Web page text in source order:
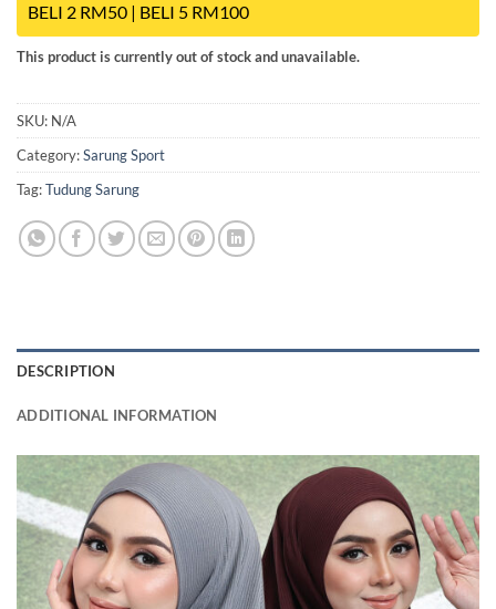
BELI 2 RM50 | BELI 5 RM100
This product is currently out of stock and unavailable.
SKU: N/A
Category:Sarung Sport
Tag:Tudung Sarung
DESCRIPTION
ADDITIONAL INFORMATION